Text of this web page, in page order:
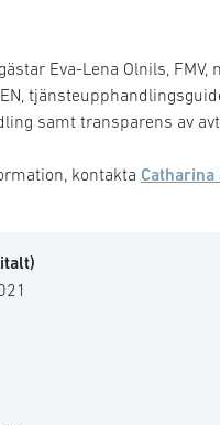
Eva-Lena Olnils, FMV,
samt transparens av
kontakta Catharina